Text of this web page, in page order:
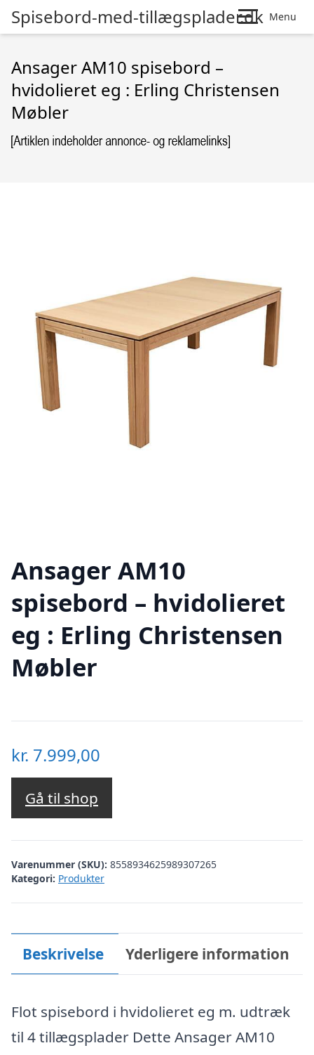
Spisebord-med-tillægsplader.dk Menu
Ansager AM10 spisebord –
hvidolieret eg : Erling Christensen
Møbler
Ansager AM10
spisebord – hvidolieret
eg : Erling Christensen
Møbler
kr. 7.999,00
Gå til shop
Varenummer (SKU): 8558934625989307265
Kategori: Produkter
Beskrivelse Yderligere information
Flot spisebord i hvidolieret eg m. udtræk
til 4 tillægsplader Dette Ansager AM10